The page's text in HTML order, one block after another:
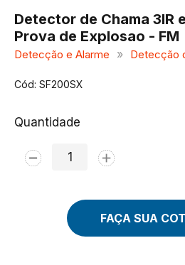
Detector de Chama 3IR
Prova de Explosao - FM
Detecção e Alarme » Detecção
Cód: SF200SX
Quantidade
FAÇA SUA